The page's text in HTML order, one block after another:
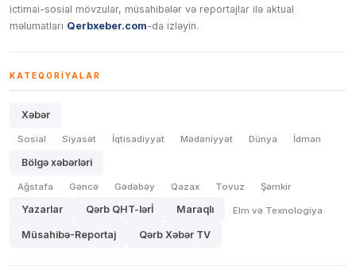
ictimai-sosial mövzular, müsahibələr və reportajlar ilə aktual
məlumatları Qerbxeber.com-da izləyin.
KATEQORIYALAR
Xəbər
Sosial Siyasət İqtisadiyyat Mədəniyyət Dünya İdman
Bölgə xəbərləri
Ağstafa Gəncə Gədəbəy Qazax Tovuz Şəmkir
Yazarlar Qərb QHT-lərİ Maraqlı Elm və Texnologiya
Müsahibə-Reportaj Qərb Xəbər TV